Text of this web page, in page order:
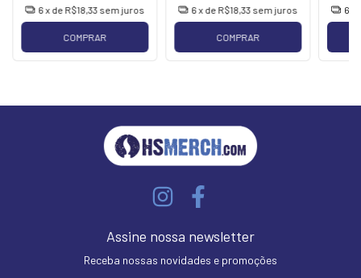
6x de R$18,33 sem juros
COMPRAR
6x de R$18,33 sem juros
COMPRAR
6
Assine nossa newsletter
Receba nossas novidades e promoções